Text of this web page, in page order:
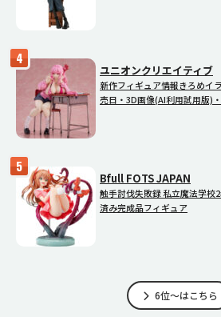
ユニオンクリエイティブ
新作フィギュア情報きろめイ
売日・3D画像(AI利用試用版)
Bfull FOTS JAPAN
触手討伐失敗録 私立魔法学校
済み完成品フィギュア
6位～はこちら